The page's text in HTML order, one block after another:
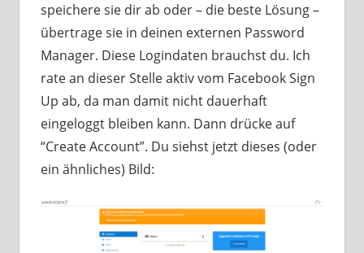
speichere sie dir ab oder – die beste Lösung –
übertrage sie in deinen externen Password
Manager. Diese Logindaten brauchst du. Ich
rate an dieser Stelle aktiv vom Facebook Sign
Up ab, da man damit nicht dauerhaft
eingeloggt bleiben kann. Dann drücke auf
“Create Account”. Du siehst jetzt dieses (oder
ein ähnliches) Bild: